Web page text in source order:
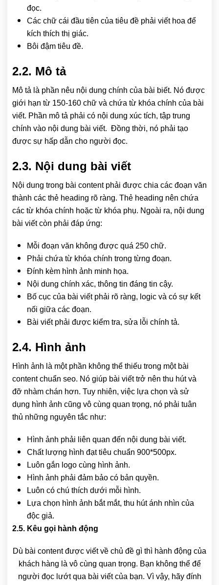
đọc.
Các chữ cái đầu tiên của tiêu đề phải viết hoa để
kích thích thị giác.
Bôi đậm tiêu đề.
2.2. Mô tả
Mô tả là phần nêu nội dung chính của bài biết. Nó được
giới hạn từ 150-160 chữ và chứa từ khóa chính của bài
viết. Phần mô tả phải có nội dung xúc tích, tập trung
chính vào nội dung bài viết. Đồng thời, nó phải tạo
được sự hấp dẫn cho người đọc.
2.3. Nội dung bài viết
Nội dung trong bài content phải được chia các đoạn văn
thành các thẻ heading rõ ràng. Thẻ heading nên chứa
các từ khóa chính hoặc từ khóa phụ. Ngoài ra, nội dung
bài viết còn phải đáp ứng:
Mỗi đoạn văn không được quá 250 chữ.
Phải chứa từ khóa chính trong từng đoạn.
Đính kèm hình ảnh minh họa.
Nội dung chính xác, thông tin đáng tin cậy.
Bố cục của bài viết phải rõ ràng, logic và có sự kết
nối giữa các đoạn.
Bài viết phải được kiểm tra, sửa lỗi chính tả.
2.4. Hình ảnh
Hình ảnh là một phần không thể thiếu trong một bài
content chuẩn seo. Nó giúp bài viết trở nên thu hút và
đỡ nhàm chán hơn. Tuy nhiên, việc lựa chọn và sử
dụng hình ảnh cũng vô cùng quan trọng, nó phải tuân
thủ những nguyên tắc như:
Hình ảnh phải liên quan đến nội dung bài viết.
Chất lượng hình đạt tiêu chuẩn 900*500px.
Luôn gắn logo cùng hình ảnh.
Hình ảnh phải đảm bảo có bản quyền.
Luôn có chú thích dưới mỗi hình.
Lựa chọn hình ảnh bắt mắt, thu hút ánh nhìn của
độc giả.
2.5. Kêu gọi hành động
Dù bài content được viết về chủ đề gì thì hành động của
khách hàng là vô cùng quan trọng. Bạn không thể để
người đọc lướt qua bài viết của bạn. Vì vậy, hãy đính